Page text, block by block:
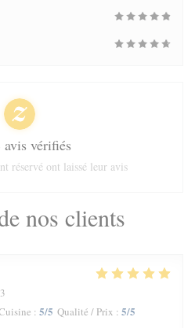
nos clients
: 5/5 Qualité / Prix : 5/5
avis vérifiés
réservé ont laissé leur avis